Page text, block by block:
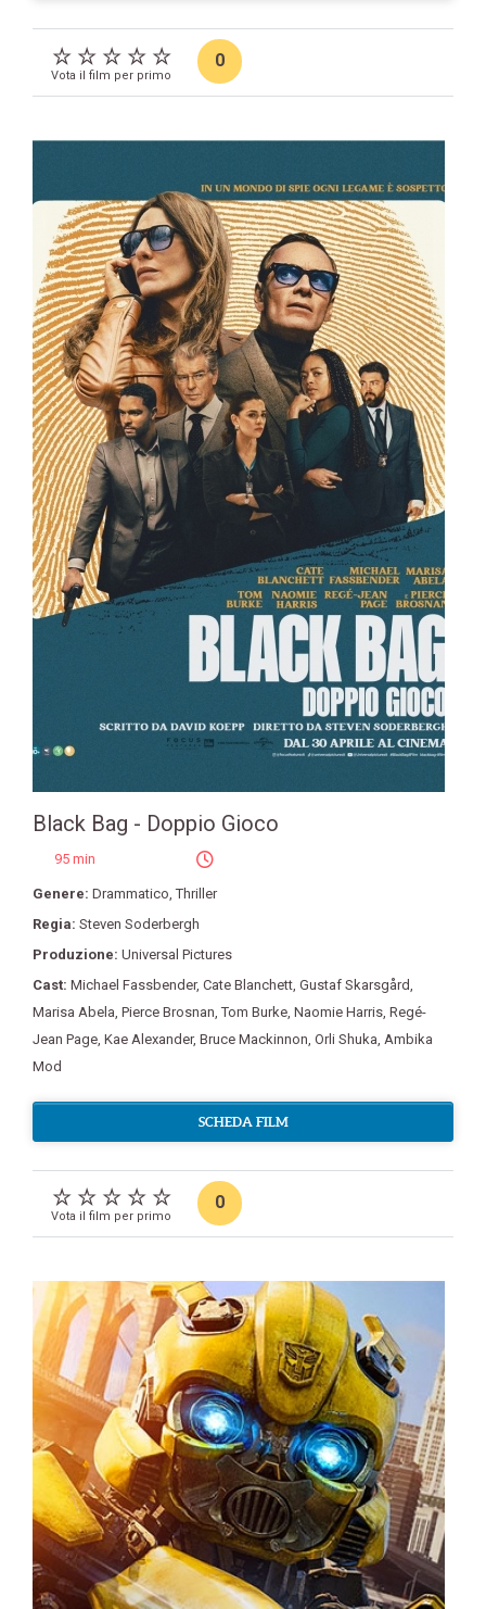
Vota il film per primo
0
Black Bag - Doppio Gioco
95 min
Genere: Drammatico ,Thriller
Regia: Steven Soderbergh
Produzione: Universal Pictures
Cast: Michael Fassbender, Cate Blanchett Gustaf Skarsgård
Marisa Abela Pierce Brosnan ,Tom Burke Naomie Harris Regé-
Jean Page Kae Alexander, Bruce Mackinnon Orli Shuka Ambika
Mod
SCHEDA FILM
Vota il film per primo
0